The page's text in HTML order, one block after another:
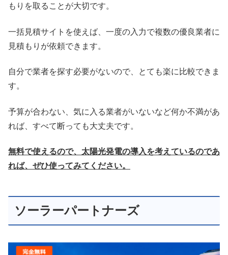
もりを取ることが大切です。
一括見積サイトを使えば、一度の入力で複数の優良業者に
見積もりが依頼できます。
自分で業者を探す必要がないので、とても楽に比較できま
す。
予算が合わない、気に入る業者がいないなど何か不満があ
れば、すべて断っても大丈夫です。
無料で使えるので、太陽光発電の導入を考えているのであ
れば、ぜひ使ってみてください。
ソーラーパートナーズ